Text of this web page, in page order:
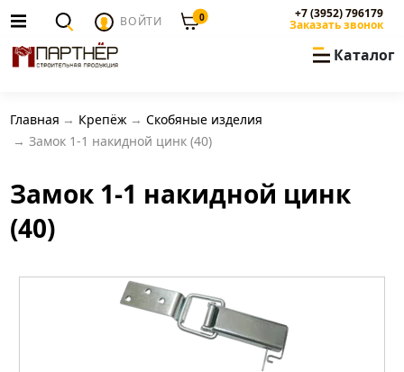
ВОЙТИ 0 +7 (3952) 796179
Заказать звонок
Каталог
Главная Крепёж
Скобяные изделия
Замок 1-1 накидной цинк (40)
Замок 1-1 накидной цинк
(40)